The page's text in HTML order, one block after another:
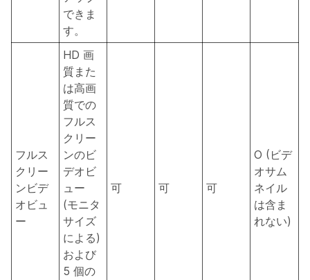
できま
す。
フルス
クリー
ンビデ
オビュ
ー
HD 画
質また
は高画
質での
フルス
クリー
ンのビ
デオビ
ュー
(モニタ
サイズ
による)
および
5 個の
可 可 可
O (ビデ
オサム
ネイル
は含ま
れない)